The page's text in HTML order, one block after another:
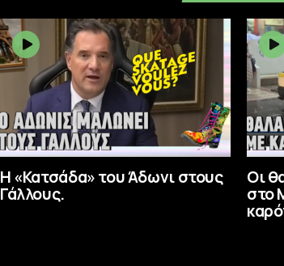
Η «Κατσάδα» του Άδωνι στους
Γάλλους.
Οι
στο